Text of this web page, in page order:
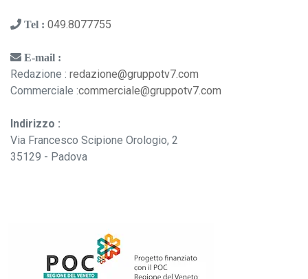
Tel : 049.8077755
E-mail :
Redazione : redazione@gruppotv7.com
Commerciale :commerciale@gruppotv7.com
Indirizzo :
Via Francesco Scipione Orologio, 2
35129 - Padova